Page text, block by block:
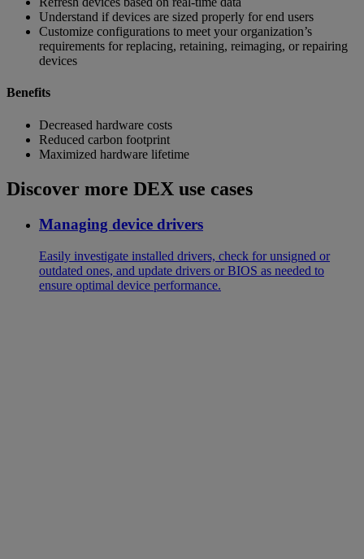
Understand if devices are sized properly for end users
Customize configurations to meet your organization’s
requirements for replacing, retaining, reimaging, or repairing
devices
Benefits
Decreased hardware costs
Reduced carbon footprint
Maximized hardware lifetime
Discover more DEX use cases
Managing device drivers
Easily investigate installed drivers, check for unsigned or
outdated ones, and update drivers or BIOS as needed to
ensure optimal device performance.